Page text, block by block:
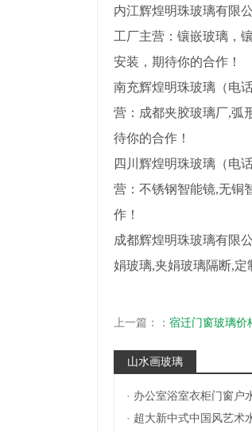
内江辉煌明珠玻璃有限
工厂主营：镶嵌玻璃，
安装，期待你的合作！
南充辉煌明珠玻璃（电
营：成都夹胶玻璃厂,弧
待你的合作！
四川辉煌明珠玻璃（电
营：不锈钢智能镜,无铜
作！
成都辉煌明珠玻璃有限
娟玻璃,夹娟玻璃隔断,定
上一篇：： 宿迁门窗玻璃价
山水画玻璃
· 办公室浴室衣柜门窗户
· 超大新中式中国风艺术